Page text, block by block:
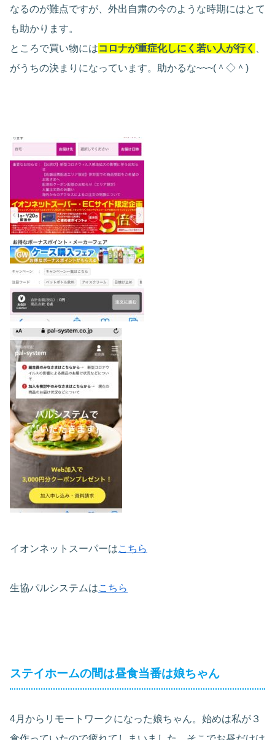
なるのが難点ですが、外出自粛の今のような時期にはとて
も助かります。
ところで買い物にはコロナが重症化しにく若い人が行く
がうちの決まりになっています。助かるな~~~(＾◇＾)
イオンネットスーパーはこちら
生協パルシステムはこちら
ステイホームの間は昼食当番は娘ちゃん
4月からリモートワークになった娘ちゃん。始めは私が３